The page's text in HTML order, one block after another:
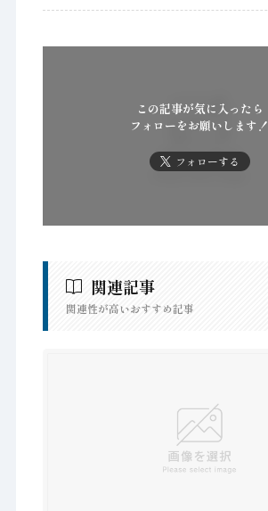
この記事が気に入ったら
フォローをお願いします！
フォローする
関連記事
関連性が高いおすすめ記事